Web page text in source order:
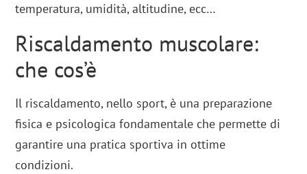
temperatura, umidità, altitudine, ecc…
Riscaldamento muscolare:
che cos’è
Il riscaldamento, nello sport, è una preparazione
fisica e psicologica fondamentale che permette di
garantire una pratica sportiva in ottime
condizioni.